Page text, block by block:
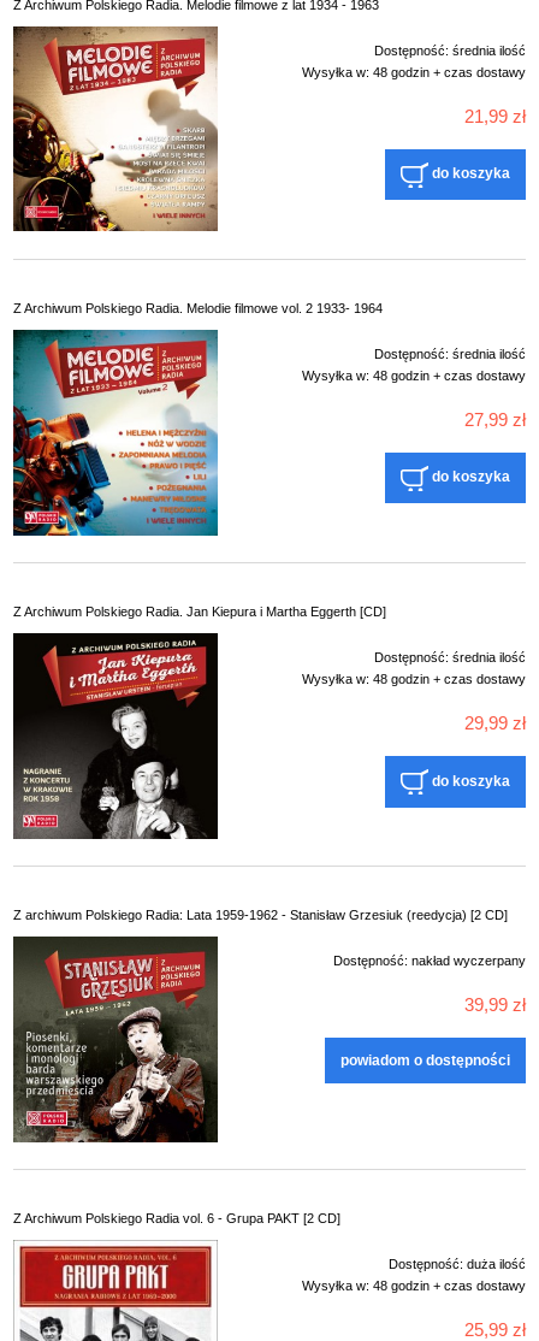
Z Archiwum Polskiego Radia. Melodie filmowe z lat 1934 - 1963
Dostępność: średnia ilość
Wysyłka w: 48 godzin + czas dostawy
21,99 zł
do koszyka
Z Archiwum Polskiego Radia. Melodie filmowe vol. 2 1933- 1964
Dostępność: średnia ilość
Wysyłka w: 48 godzin + czas dostawy
27,99 zł
do koszyka
Z Archiwum Polskiego Radia. Jan Kiepura i Martha Eggerth [CD]
Dostępność: średnia ilość
Wysyłka w: 48 godzin + czas dostawy
29,99 zł
do koszyka
Z archiwum Polskiego Radia: Lata 1959-1962 - Stanisław Grzesiuk (reedycja) [2 CD]
Dostępność: nakład wyczerpany
39,99 zł
powiadom o dostępności
Z Archiwum Polskiego Radia vol. 6 - Grupa PAKT [2 CD]
Dostępność: duża ilość
Wysyłka w: 48 godzin + czas dostawy
25,99 zł